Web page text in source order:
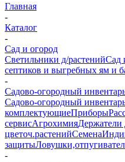
Главная
-
Каталог
-
Сад и огород
Светильники д/растенийСад
септиков и выгребных ям и
-
Садово-огородный
Садово-огородный
комплектующиеПриборы
сервисАгрохимияДержатели
цветоч.растенийСемена
защиты
-